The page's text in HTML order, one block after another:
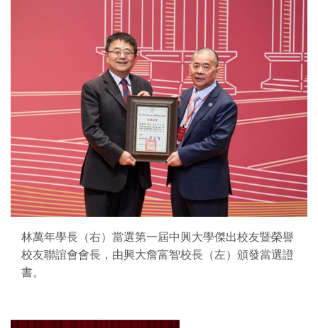
林萬年學長（右）當選第一屆中興大學傑出校友暨榮譽
校友聯誼會會長，由興大詹富智校長（左）頒發當選證
書。